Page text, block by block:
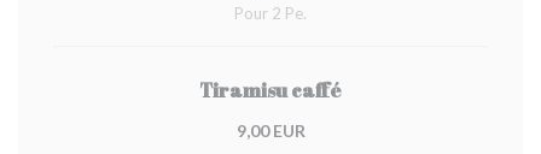
Pour 2 Pe.
Tiramisu caffé
9,00 EUR